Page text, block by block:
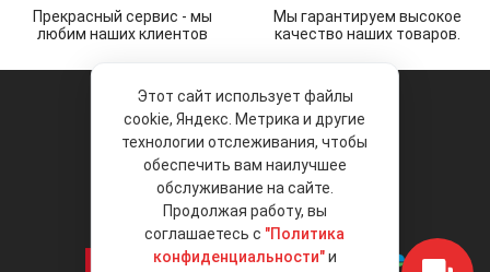
Прекрасный сервис - мы
любим наших клиентов
Мы гарантируем высокое
качество наших товаров.
© 2026 «Liberty Project».
Аксессуары и запчасти оптом.
Положение об обработке и защите
персональных данных
Этот сайт использует файлы
cookie, Яндекс. Метрика и другие
технологии отслеживания, чтобы
обеспечить вам наилучшее
обслуживание на сайте.
Продолжая работу, вы
соглашаетесь с "Политика
конфиденциальности"и